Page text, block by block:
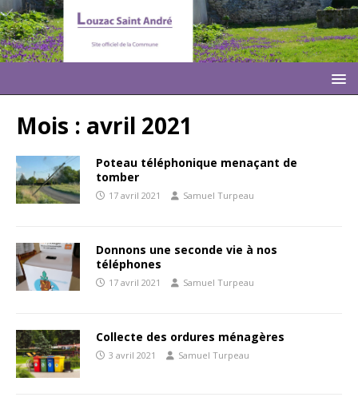
Mois : avril 2021
Poteau téléphonique menaçant de
tomber
17 avril 2021 Samuel Turpeau
Donnons une seconde vie à nos
téléphones
17 avril 2021 Samuel Turpeau
Collecte des ordures ménagères
3 avril 2021 Samuel Turpeau